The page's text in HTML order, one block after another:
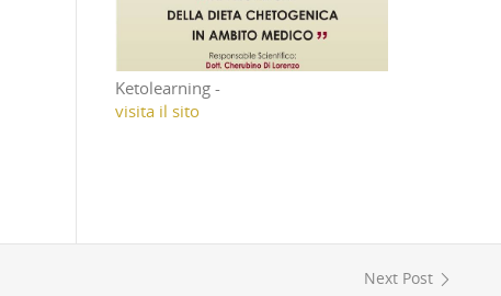
Ketolearning -
visita il sito
Next Post